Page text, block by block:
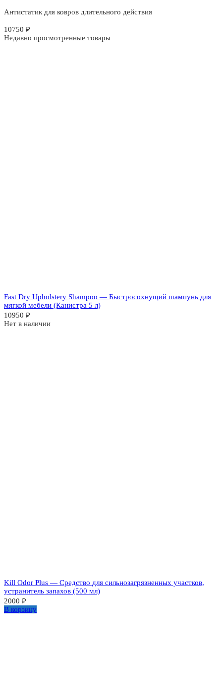
Антистатик для ковров длительного действия
10750 ₽
Недавно просмотренные товары
Fast Dry Upholstery Shampoo — Быстросохнущий шампунь для
мягкой мебели (Канистра 5 л)
10950 ₽
Нет в наличии
Kill Odor Plus — Средство для сильнозагрязненных участков,
устранитель запахов (500 мл)
2000 ₽
В корзину